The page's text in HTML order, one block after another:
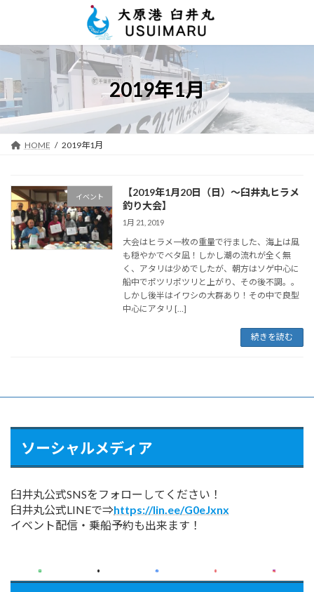
ン
へ
ス
キ
ッ
プ
ー
ョ
ン
に
移
動
2019年1月
HOME 2019年1月
イベント
【2019年1月20日（日）～臼井丸ヒラメ
釣り大会】
1月 21, 2019
大会はヒラメ一枚の重量で行ました、海上は風
も穏やかでベタ凪！しかし潮の流れが全く無
く、アタリは少めでしたが、朝方はソゲ中心に
船中でポツリポツリと上がり、その後不調。。
しかし後半はイワシの大群あり！その中で良型
中心にアタリ […]
続きを読む
ソーシャルメディア
臼井丸公式SNSをフォローしてください！
臼井丸公式LINEで⇒https://lin.ee/G0eJxnx
イベント配信・乗船予約も出来ます！